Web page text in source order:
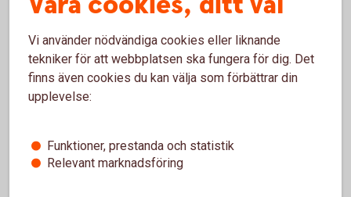
Sollebrunn Pistolskytteförening
2023
Vi har fått bidrag under2023
Vi använder nödvändiga cookies eller liknande
tekniker för att webbplatsen ska fungera för dig. Det
finns även cookies du kan välja som förbättrar din
upplevelse:
Funktioner, prestanda och statistik
Relevant marknadsföring